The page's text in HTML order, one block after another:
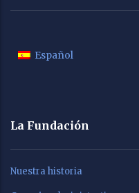
Español
La Fundación
Nuestra historia